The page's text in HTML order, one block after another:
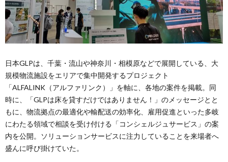
日本GLPは、千葉・流山や神奈川・相模原などで展開している、大
規模物流施設をエリアで集中開発するプロジェクト
「ALFALINK（アルファリンク）」を軸に、各地の案件を掲載。同
時に、「GLPは床を貸すだけではありません！」のメッセージとと
もに、物流拠点の最適化や輸配送の効率化、雇用促進といった多岐
にわたる領域で相談を受け付ける「コンシェルジュサービス」の案
内を公開。ソリューションサービスに注力していることを来場者へ
盛んに呼び掛けていた。